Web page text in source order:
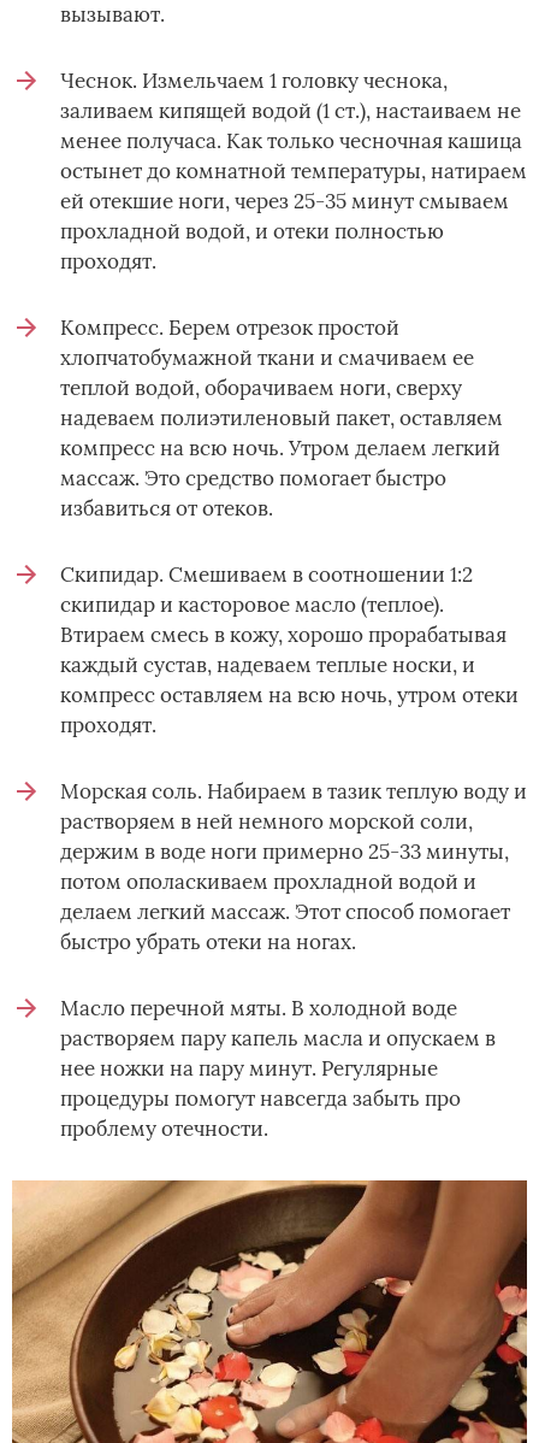
вызывают.
Чеснок. Измельчаем 1 головку чеснока,
заливаем кипящей водой (1 ст.), настаиваем не
менее получаса. Как только чесночная кашица
остынет до комнатной температуры, натираем
ей отекшие ноги, через 25-35 минут смываем
прохладной водой, и отеки полностью
проходят.
Компресс. Берем отрезок простой
хлопчатобумажной ткани и смачиваем ее
теплой водой, оборачиваем ноги, сверху
надеваем полиэтиленовый пакет, оставляем
компресс на всю ночь. Утром делаем легкий
массаж. Это средство помогает быстро
избавиться от отеков.
Скипидар. Смешиваем в соотношении 1:2
скипидар и касторовое масло (теплое).
Втираем смесь в кожу, хорошо прорабатывая
каждый сустав, надеваем теплые носки, и
компресс оставляем на всю ночь, утром отеки
проходят.
Морская соль. Набираем в тазик теплую воду и
растворяем в ней немного морской соли,
держим в воде ноги примерно 25-33 минуты,
потом ополаскиваем прохладной водой и
делаем легкий массаж. Этот способ помогает
быстро убрать отеки на ногах.
Масло перечной мяты. В холодной воде
растворяем пару капель масла и опускаем в
нее ножки на пару минут. Регулярные
процедуры помогут навсегда забыть про
проблему отечности.